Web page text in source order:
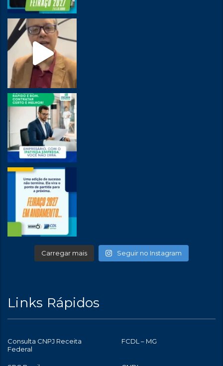
Carregar mais Seguir no Instagram
Links Rápidos
Consulta CNPJ Receita
Federal
FCDL – MG